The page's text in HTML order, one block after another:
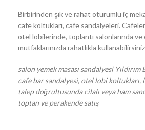
Birbirinden şık ve rahat oturumlu iç
cafe koltukları, cafe sandalyeleri.
otel lobilerinde, toplantı salonlarında ve
mutfaklarınızda rahatlıkla
salon yemek masası sandalyesi
cafe bar sandalyesi, otel lobi koltukları,
talep doğrultusunda cilalı veya ham
toptan ve perakende satış